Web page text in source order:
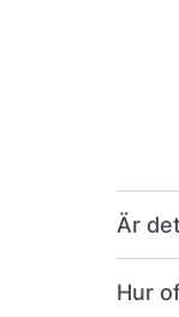
Är
Hur